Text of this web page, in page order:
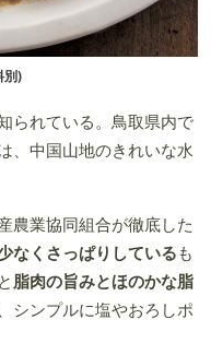
別)
られている。鳥取県内で
、中国山地のきれいな水
農業協同組合が徹底した
なくさっぱりしている も
脂肉の旨みとほのかな脂
シンプルに塩やおろしポ